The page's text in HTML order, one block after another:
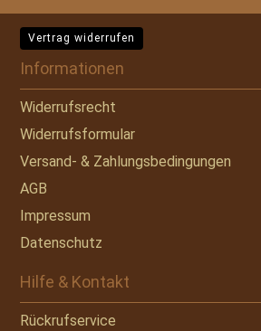
Vertrag widerrufen
Informationen
Widerrufsrecht
Widerrufsformular
Versand- & Zahlungsbedingungen
AGB
Impressum
Datenschutz
Hilfe & Kontakt
Rückrufservice